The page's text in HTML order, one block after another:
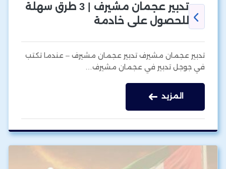
تدبير عجمان مشيرف | 3 طرق سهلة
للحصول على خادمة
تدبير عجمان مشيرف تدبير عجمان مشيرف – عندما تكتب
في جوجل تدبير في عجمان مشيرف…
المزيد